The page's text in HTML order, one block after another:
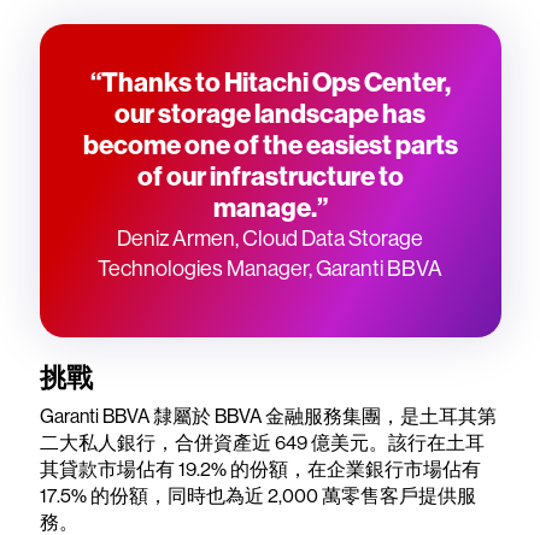
“Thanks to Hitachi Ops Center,
our storage landscape has
become one of the easiest parts
of our infrastructure to
manage.”
Deniz Armen, Cloud Data Storage
Technologies Manager, Garanti BBVA
挑戰
Garanti BBVA 隸屬於 BBVA 金融服務集團，是土耳其第
二大私人銀行，合併資產近 649 億美元。該行在土耳
其貸款市場佔有 19.2% 的份額，在企業銀行市場佔有
17.5% 的份額，同時也為近 2,000 萬零售客戶提供服
務。